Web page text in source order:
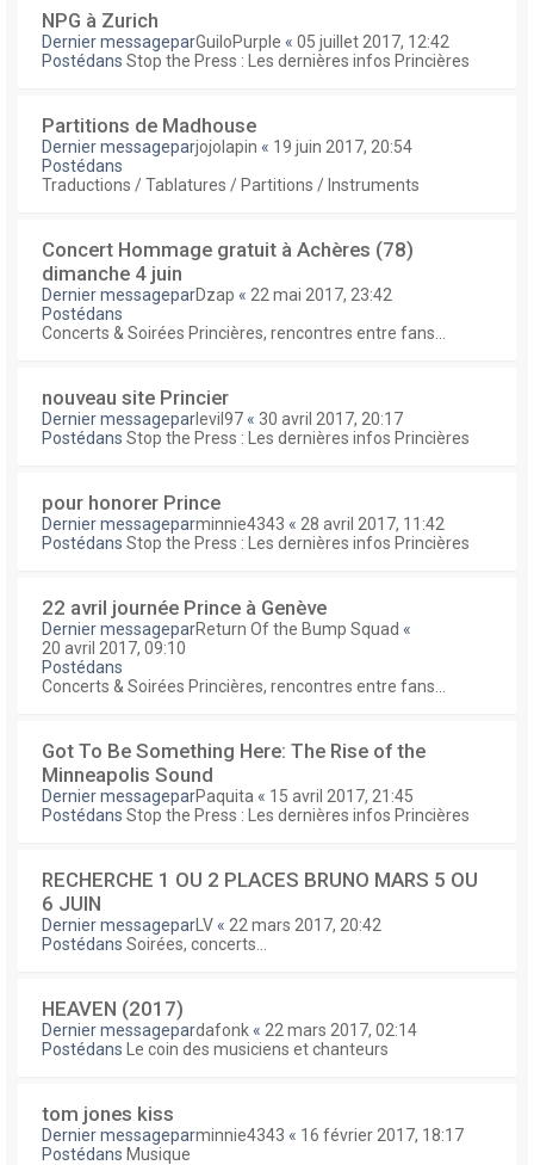
NPG à Zurich
Dernier messageparGuiloPurple « 05 juillet 2017, 12:42
Postédans Stop the Press : Les dernières infos Princières
Partitions de Madhouse
Dernier messageparjojolapin « 19 juin 2017, 20:54
Postédans
Traductions / Tablatures / Partitions / Instruments
Concert Hommage gratuit à Achères (78)
dimanche 4 juin
Dernier messageparDzap « 22 mai 2017, 23:42
Postédans
Concerts & Soirées Princières, rencontres entre fans...
nouveau site Princier
Dernier messageparlevil97 « 30 avril 2017, 20:17
Postédans Stop the Press : Les dernières infos Princières
pour honorer Prince
Dernier messageparminnie4343 « 28 avril 2017, 11:42
Postédans Stop the Press : Les dernières infos Princières
22 avril journée Prince à Genève
Dernier messageparReturn Of the Bump Squad «
20 avril 2017, 09:10
Postédans
Concerts & Soirées Princières, rencontres entre fans...
Got To Be Something Here: The Rise of the
Minneapolis Sound
Dernier messageparPaquita « 15 avril 2017, 21:45
Postédans Stop the Press : Les dernières infos Princières
RECHERCHE 1 OU 2 PLACES BRUNO MARS 5 OU
6 JUIN
Dernier messagepar LV « 22 mars 2017, 20:42
Postédans Soirées, concerts...
HEAVEN (2017)
Dernier messagepardafonk « 22 mars 2017, 02:14
Postédans
Le coin des musiciens et chanteurs
tom jones kiss
Dernier messageparminnie4343 « 16 février 2017, 18:17
Postédans Musique